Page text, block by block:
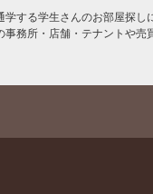
する学生さんのお部屋探
務所・店舗・テナントや